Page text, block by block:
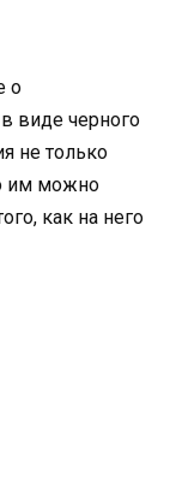
о
виде черного
не только
им можно
как на него